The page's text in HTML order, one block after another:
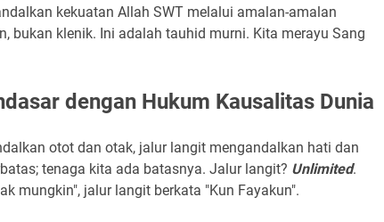
kekuatan Allah SWT melalui amalan-amalan
bukan klenik. Ini adalah tauhid murni. Kita merayu Sang
dengan Hukum Kausalitas Dunia
otot dan otak, jalur langit mengandalkan hati dan
tenaga kita ada batasnya. Jalur langit? Unlimited.
mungkin", jalur langit berkata "Kun Fayakun".